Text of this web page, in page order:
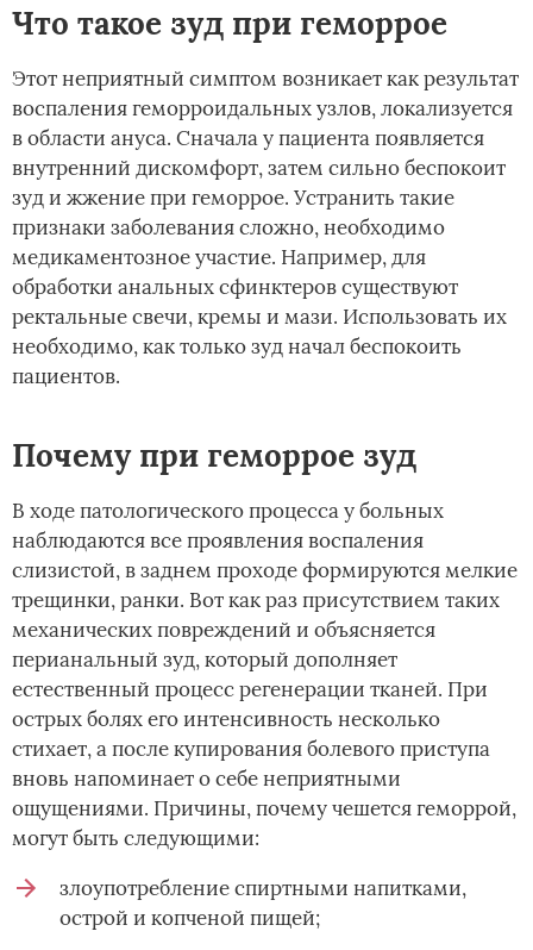
Что такое зуд при геморрое
Этот неприятный симптом возникает как результат
воспаления геморроидальных узлов, локализуется
в области ануса. Сначала у пациента появляется
внутренний дискомфорт, затем сильно беспокоит
зуд и жжение при геморрое. Устранить такие
признаки заболевания сложно, необходимо
медикаментозное участие. Например, для
обработки анальных сфинктеров существуют
ректальные свечи, кремы и мази. Использовать их
необходимо, как только зуд начал беспокоить
пациентов.
Почему при геморрое зуд
В ходе патологического процесса у больных
наблюдаются все проявления воспаления
слизистой, в заднем проходе формируются мелкие
трещинки, ранки. Вот как раз присутствием таких
механических повреждений и объясняется
перианальный зуд, который дополняет
естественный процесс регенерации тканей. При
острых болях его интенсивность несколько
стихает, а после купирования болевого приступа
вновь напоминает о себе неприятными
ощущениями. Причины, почему чешется геморрой,
могут быть следующими:
злоупотребление спиртными напитками,
острой и копченой пищей;